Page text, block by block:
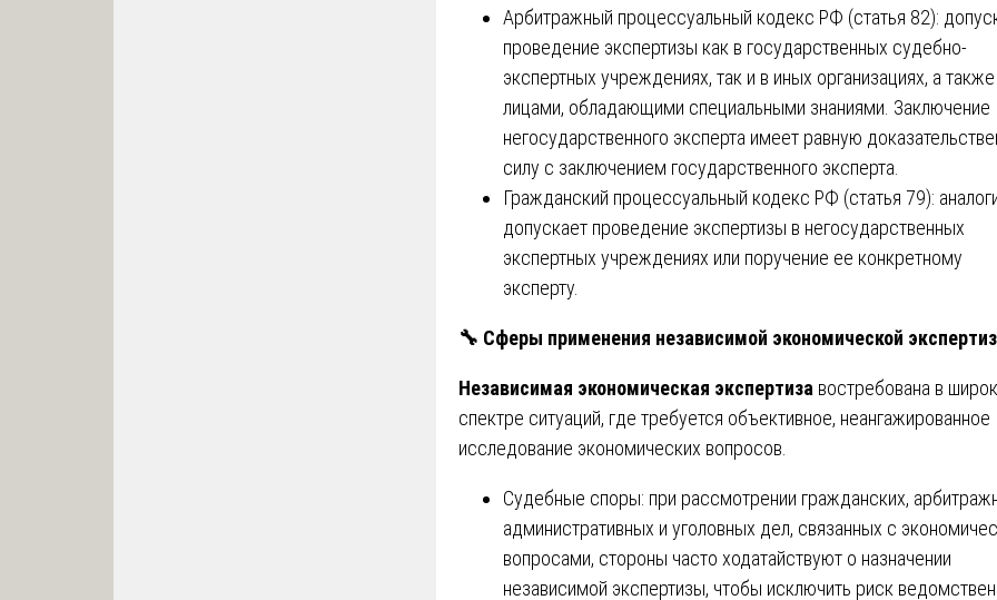
Арбитражный процессуальный кодекс РФ (статья 82):
проведение экспертизы как в государственных судебно-
экспертных учреждениях, так и в иных организациях, а также
лицами, обладающими специальными знаниями. Заключение
негосударственного эксперта имеет равную
силу с заключением государственного эксперта.
Гражданский процессуальный кодекс РФ (статья 79):
допускает проведение экспертизы в негосударственных
экспертных учреждениях или поручение ее конкретному
эксперту.
🔧 Сферы применения независимой экономической
Независимая экономическая экспертиза востребована в
спектре ситуаций, где требуется объективное, неангажированное
исследование экономических вопросов.
Судебные споры: при рассмотрении гражданских,
административных и уголовных дел, связанных с
вопросами, стороны часто ходатайствуют о назначении
независимой экспертизы, чтобы исключить риск